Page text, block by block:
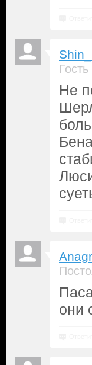
Гость
Не
они